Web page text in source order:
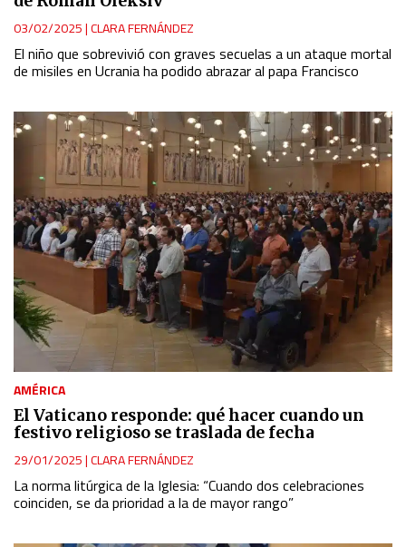
03/02/2025|CLARA FERNÁNDEZ
El niño que sobrevivió con graves secuelas a un ataque mortal
de misiles en Ucrania ha podido abrazar al papa Francisco
AMÉRICA
El Vaticano responde: qué hacer cuando un
festivo religioso se traslada de fecha
29/01/2025|CLARA FERNÁNDEZ
La norma litúrgica de la Iglesia: “Cuando dos celebraciones
coinciden, se da prioridad a la de mayor rango”